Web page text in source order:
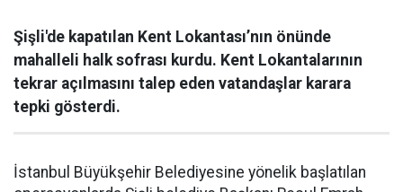
Şişli'de kapatılan Kent Lokantası’nın önünde
mahalleli halk sofrası kurdu. Kent Lokantalarının
tekrar açılmasını talep eden vatandaşlar karara
tepki gösterdi.
İstanbul Büyükşehir Belediyesine yönelik başlatılan